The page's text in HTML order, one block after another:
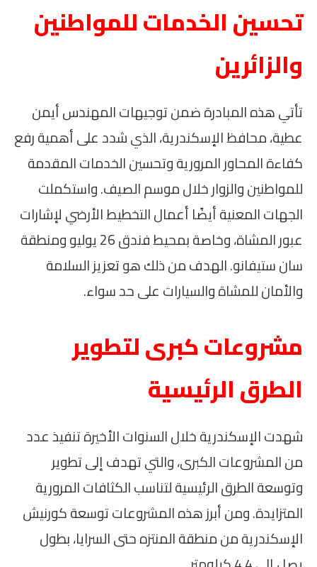
تحسين الخدمات للمواطنين
والزائرين
تأتي هذه المبادرة ضمن توجيهات المهندس أيمن
عطية، محافظ الإسكندرية، الذي شدد على أهمية رفع
كفاءة المحاور المرورية وتحسين الخدمات المقدمة
للمواطنين والزوار خلال موسم الصيف. واستكملت
الجهات المعنية أيضًا أعمال التخطيط الأرضي لإشارات
عبور المشاة، وخاصة بمحيط فندق 26 يوليو ومنطقة
سان ستيفانو. الهدف من ذلك هو تعزيز السلامة
والأمان للمشاة والسيارات على حد سواء.
مشروعات كبرى لتطوير
الطرق الرئيسية
شهدت الإسكندرية خلال السنوات الأخيرة تنفيذ عدد
من المشروعات الكبرى، والتي تهدف إلى تطوير
وتوسعة الطرق الرئيسية لتناسب الكثافات المرورية
المتزايدة. ومن أبرز هذه المشروعات توسعة كورنيش
الإسكندرية من منطقة المنتزه حتى السرايا، بطول